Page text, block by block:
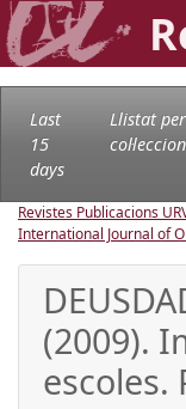
Last
15
days
Llistat per
Revistes Publicacions
International Journal of
(2009).
escoles.